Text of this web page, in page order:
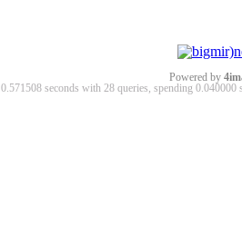
Powered by
0.571508 seconds with 28 queries, spending